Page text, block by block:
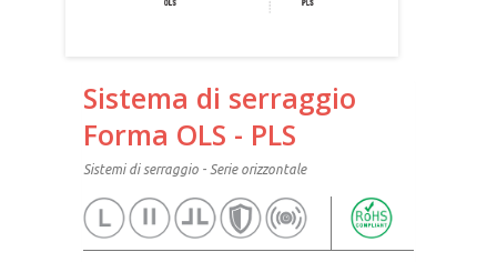
Sistema di serraggio
Forma OLS - PLS
Sistemi di serraggio - Serie orizzontale